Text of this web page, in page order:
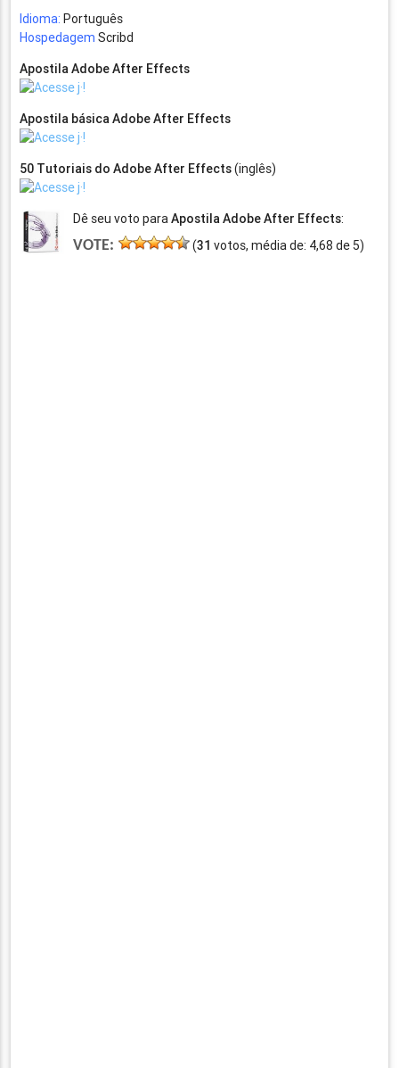
Idioma: Português
Hospedagem Scribd
Apostila Adobe After Effects
Apostila básica Adobe After Effects
50 Tutoriais do Adobe After Effects(inglês)
Dê seu voto paraApostila Adobe After Effects:
VOTE: (31 votos, média de: 4,68 de 5)